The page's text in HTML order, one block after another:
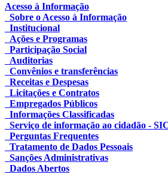
Acesso à Informação
Sobre o Acesso à Informação
Institucional
Ações e Programas
Participação Social
Auditorias
Convênios e transferências
Receitas e Despesas
Licitações e Contratos
Empregados Públicos
Informações Classificadas
Serviço de informação ao cidadão -
Perguntas Frequentes
Tratamento de Dados Pessoais
Sanções Administrativas
Dados Abertos